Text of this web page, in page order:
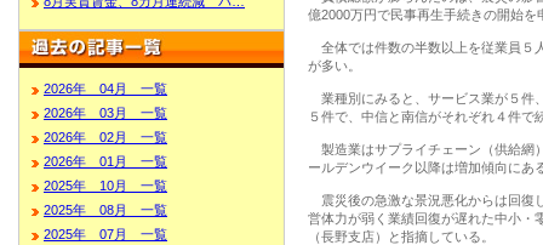
2026年 04月 一覧
2026年 03月 一覧
2026年 02月 一覧
2026年 01月 一覧
2025年 10月 一覧
2025年 08月 一覧
2025年 07月 一覧
億2000万円で民事再生手続きの開始
全体では件数の半数以上を従業員５
が多い。
業種別にみると、サービス業が５件
５件で、中信と南信がそれぞれ４件
製造業はサプライチェーン（供給網
ールデンウイーク以降は増加傾向にあ
震災後の急激な景況悪化からは回復
営体力が弱く業績回復が遅れた中小・
（長野支店）と指摘している。